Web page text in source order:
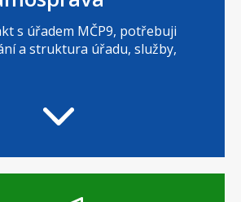
s úřadem MČP9, potřebuji
a struktura úřadu, služby,